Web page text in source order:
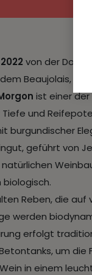
von der
Beaujolais, der
ist einer
und
burgundischer
geführt von
Reben, die
werden
erfolgt
um die
in einem